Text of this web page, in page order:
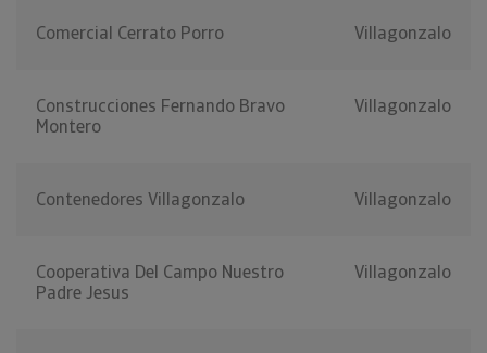
Comercial Cerrato Porro Villagonzalo
Construcciones Fernando Bravo
Montero
Villagonzalo
Contenedores Villagonzalo Villagonzalo
Cooperativa Del Campo Nuestro
Padre Jesus
Villagonzalo